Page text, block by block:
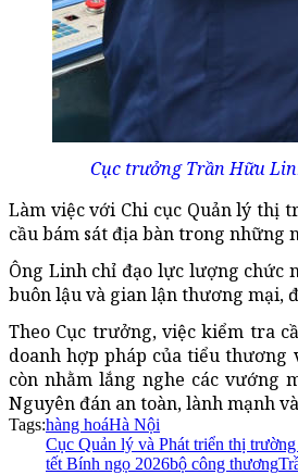
Cục trưởng Trần Hữu
Làm việc với Chi cục Quản lý thị
cầu bám sát địa bàn trong những
Ông Linh chỉ đạo lực lượng chức
buôn lậu và gian lận thương mại,
Theo Cục trưởng, việc kiểm tra
doanh hợp pháp của tiểu
còn nhằm lắng nghe các vướng
Nguyên đán an toàn, lành mạnh
Tags:hàng hoáHà Nội
Cục Quản lý và Phát triển thị
tết Bính ngọ 2026bộ công thương